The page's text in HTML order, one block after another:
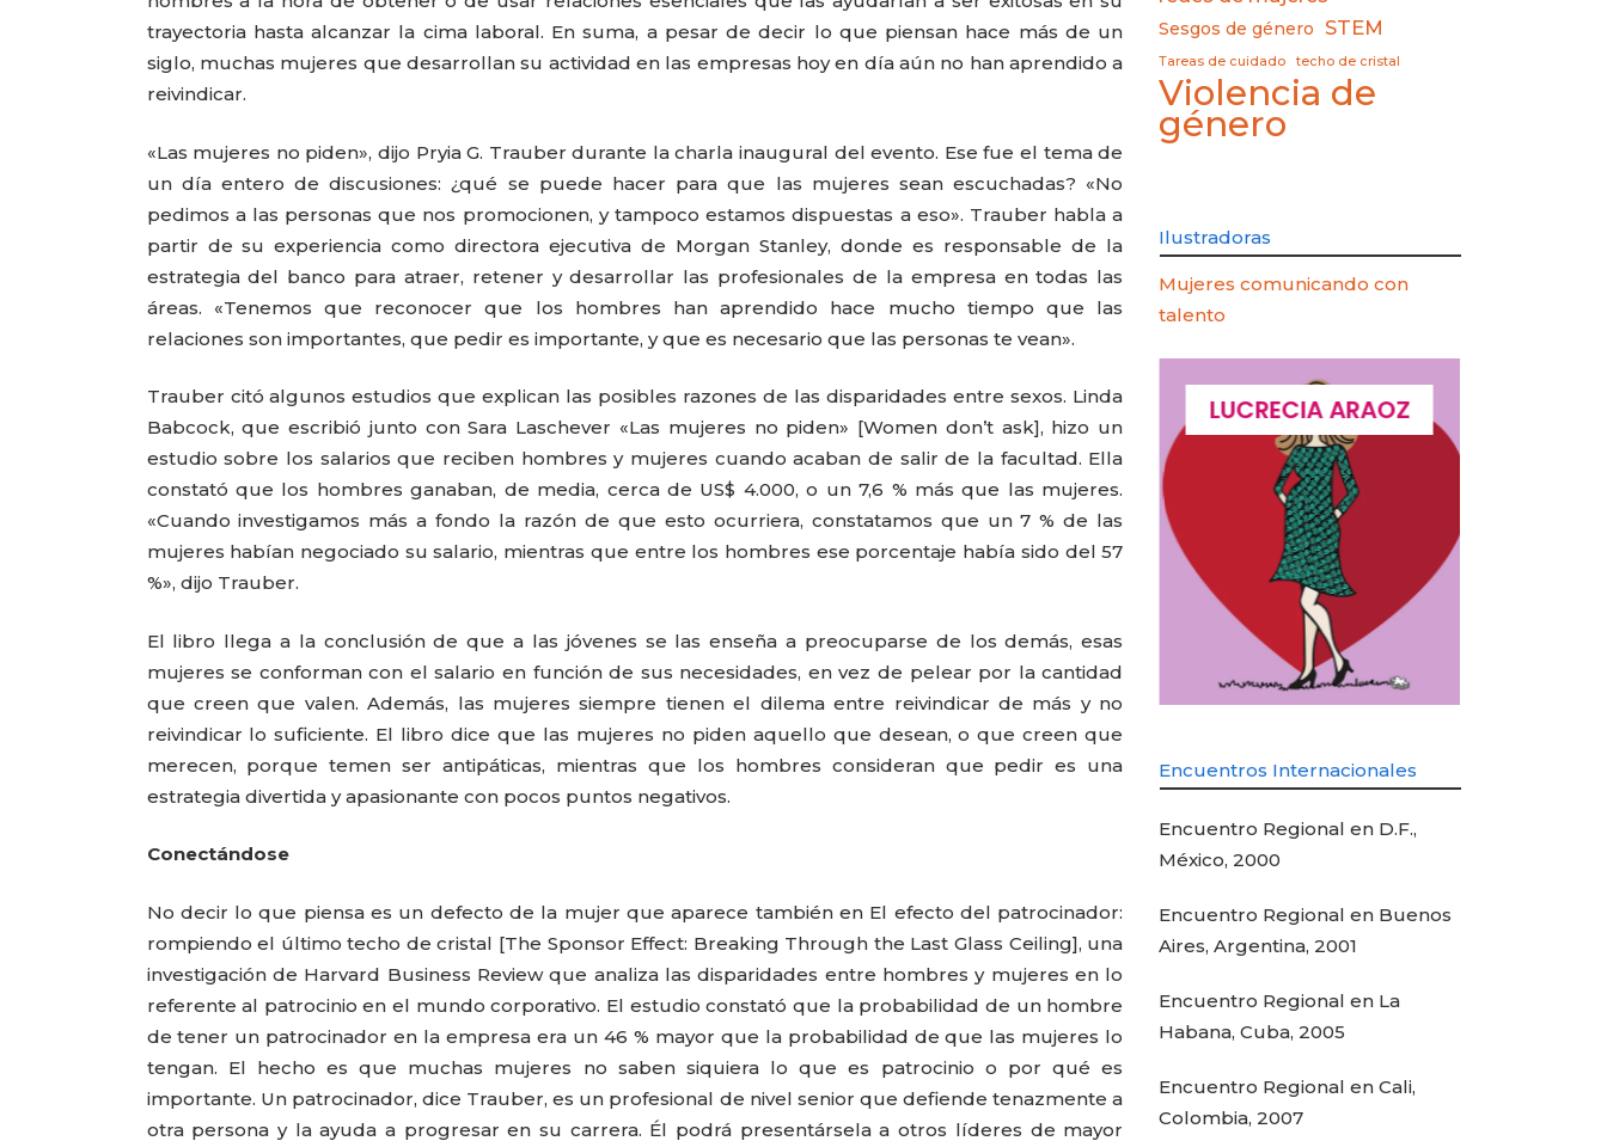
trayectoria hasta alcanzar la cima laboral. En suma, a pesar de decir lo que piensan hace más de un
siglo, muchas mujeres que desarrollan su actividad en las empresas hoy en día aún no han aprendido a
reivindicar.
«Las mujeres no piden», dijo Pryia G. Trauber durante la charla inaugural del evento. Ese fue el tema de
un día entero de discusiones: ¿qué se puede hacer para que las mujeres sean escuchadas? «No
pedimos a las personas que nos promocionen, y tampoco estamos dispuestas a eso». Trauber habla a
partir de su experiencia como directora ejecutiva de Morgan Stanley, donde es responsable de la
estrategia del banco para atraer, retener y desarrollar las profesionales de la empresa en todas las
áreas. «Tenemos que reconocer que los hombres han aprendido hace mucho tiempo que las
relaciones son importantes, que pedir es importante, y que es necesario que las personas te vean».
Trauber citó algunos estudios que explican las posibles razones de las disparidades entre sexos. Linda
Babcock, que escribió junto con Sara Laschever «Las mujeres no piden» [Women don’t ask], hizo un
estudio sobre los salarios que reciben hombres y mujeres cuando acaban de salir de la facultad. Ella
constató que los hombres ganaban, de media, cerca de US$ 4.000, o un 7,6 % más que las mujeres.
«Cuando investigamos más a fondo la razón de que esto ocurriera, constatamos que un 7 % de las
mujeres habían negociado su salario, mientras que entre los hombres ese porcentaje había sido del 57
%», dijo Trauber.
El libro llega a la conclusión de que a las jóvenes se las enseña a preocuparse de los demás, esas
mujeres se conforman con el salario en función de sus necesidades, en vez de pelear por la cantidad
que creen que valen. Además, las mujeres siempre tienen el dilema entre reivindicar de más y no
reivindicar lo suficiente. El libro dice que las mujeres no piden aquello que desean, o que creen que
merecen, porque temen ser antipáticas, mientras que los hombres consideran que pedir es una
estrategia divertida y apasionante con pocos puntos negativos.
Conectándose
No decir lo que piensa es un defecto de la mujer que aparece también en El efecto del patrocinador:
rompiendo el último techo de cristal [The Sponsor Effect: Breaking Through the Last Glass Ceiling], una
investigación de Harvard Business Review que analiza las disparidades entre hombres y mujeres en lo
referente al patrocinio en el mundo corporativo. El estudio constató que la probabilidad de un hombre
de tener un patrocinador en la empresa era un 46 % mayor que la probabilidad de que las mujeres lo
tengan. El hecho es que muchas mujeres no saben siquiera lo que es patrocinio o por qué es
importante. Un patrocinador, dice Trauber, es un profesional de nivel senior que defiende tenazmente a
otra persona y la ayuda a progresar en su carrera. Él podrá presentársela a otros líderes de mayor
Sesgos de género STEM
Tareas de cuidado techo de cristal
Violencia de
género
Ilustradoras
Mujeres comunicando con
talento
CARLA PILLA PATRICIA JACQUES LUCRECIA ARAOZ
Encuentros Internacionales
Encuentro Regional en D.F.,
México, 2000
Encuentro Regional en Buenos
Aires, Argentina, 2001
Encuentro Regional en La
Habana, Cuba, 2005
Encuentro Regional en Cali,
Colombia, 2007